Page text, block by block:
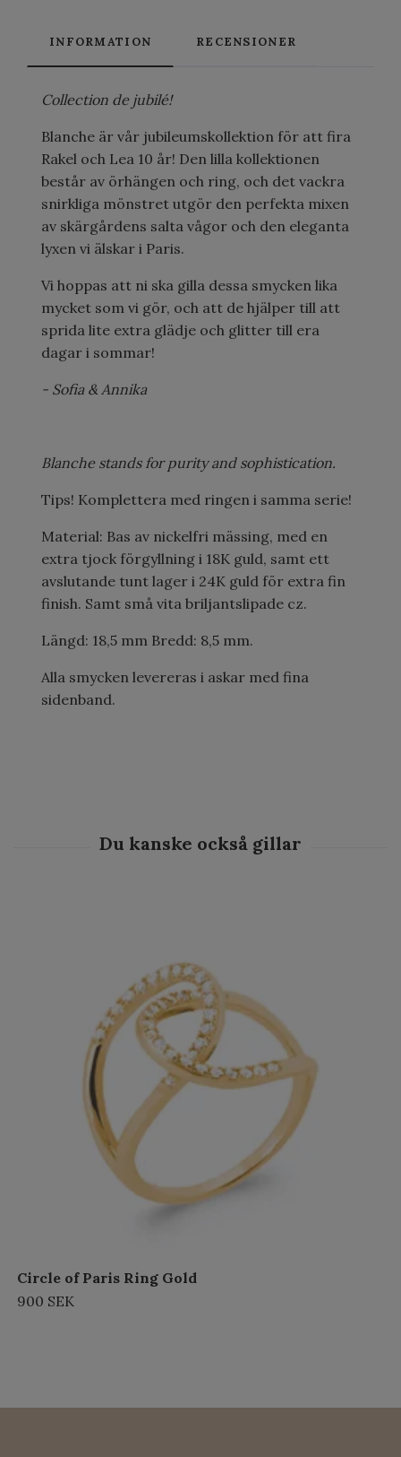
INFORMATION RECENSIONER
Collection de jubilé!
Blanche är vår jubileumskollektion för att fira
Rakel och Lea 10 år! Den lilla kollektionen
består av örhängen och ring, och det vackra
snirkliga mönstret utgör den perfekta mixen
av skärgårdens salta vågor och den eleganta
lyxen vi älskar i Paris.
Vi hoppas att ni ska gilla dessa smycken lika
mycket som vi gör, och att de hjälper till att
sprida lite extra glädje och glitter till era
dagar i sommar!
- Sofia & Annika
Blanche stands for purity and sophistication.
Tips! Komplettera med ringen i samma serie!
Material: Bas av nickelfri mässing, med en
extra tjock förgyllning i 18K guld, samt ett
avslutande tunt lager i 24K guld för extra fin
finish. Samt små vita briljantslipade cz.
Längd: 18,5 mm Bredd: 8,5 mm.
Alla smycken levereras i askar med fina
sidenband.
Circle of Paris Ring Gold
900 SEK